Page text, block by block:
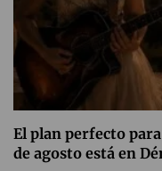
El plan perfecto
de agosto está en